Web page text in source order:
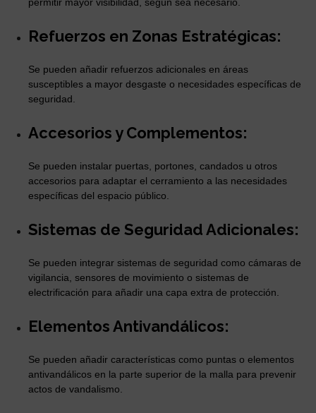
Refuerzos en Zonas Estratégicas:
Se pueden añadir refuerzos adicionales en áreas
susceptibles a mayor desgaste o necesidades específicas de
seguridad.
Accesorios y Complementos:
Se pueden instalar puertas, portones, candados u otros
accesorios para adaptar el cerramiento a las necesidades
específicas del espacio público.
Sistemas de Seguridad Adicionales:
Se pueden integrar sistemas de seguridad como cámaras de
vigilancia, sensores de movimiento o sistemas de
electrificación para añadir una capa extra de protección.
Elementos Antivandálicos:
Se pueden añadir características como puntas o elementos
antivandálicos en la parte superior de la malla para prevenir
actos de vandalismo.